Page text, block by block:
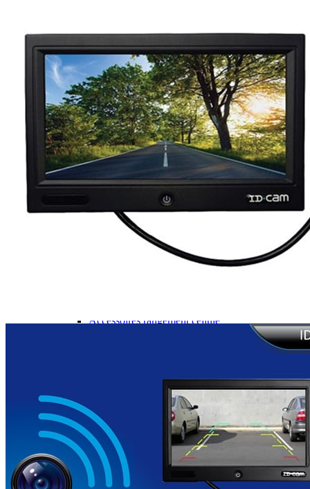
Fusibles et cosses
Prises extérieures caravane
EQUIPEMENT INTERIEUR
EQUIPEMENT CABINE & CELLULE
Embases pivotantes
Equipement pour la cabine
Stores de cabine REMIfront
Volets isolants extérieurs
Volets isolants intérieurs
Volets isolants SOPLAIR Intermik
Pare-soleil VISIOPLAIR
SOLUTIONS de couchage
Pour la literie
Couchages lits tout fait
AMÉNAGEMENTS & RANGEMENTS
Isolation thermique et phonique
Tableau de bord
Tapis de cabine
Rideaux de porte et moustiquaires
Accessoires rangement cellule
Vaisselle Mélamine
Pour faire la vaisselle
Ménagères et couverts
Poêles et casseroles
Popotes
Four OMNIA
Thé ou café
Verres
Accessoires cuisine divers